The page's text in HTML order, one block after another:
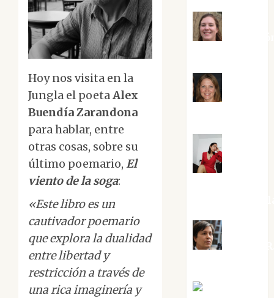
Hoy nos visita en la
Jungla el poetaAlex
Buendía Zarandona
para hablar, entre
otras cosas, sobre su
último poemario, El
viento de la soga:
«Este libro es un
cautivador poemario
que explora la dualidad
entre libertad y
restricción a través de
una rica imaginería y